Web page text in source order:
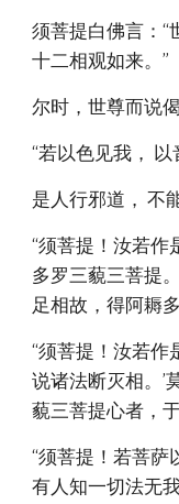
须菩提白佛言：“
十二相观如来。”
尔时，世尊而说
“若以色见我， 以
是人行邪道， 不
“须菩提！汝若作
多罗三藐三菩提
足相故，得阿耨
“须菩提！汝若作
说诸法断灭相。’
藐三菩提心者，
“须菩提！若菩萨
有人知一切法无